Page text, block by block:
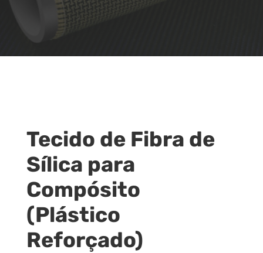
Tecido de Fibra de
Sílica para
Compósito
(Plástico
Reforçado)